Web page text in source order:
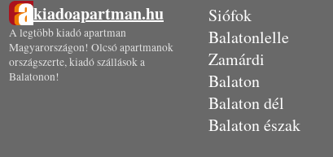
kiadoapartman.hu
A legtöbb kiadó apartman
Magyarországon! Olcsó apartmanok
országszerte, kiadó szállások a
Balatonon!
Siófok
Balatonlelle
Zamárdi
Balaton
Balaton dél
Balaton észak